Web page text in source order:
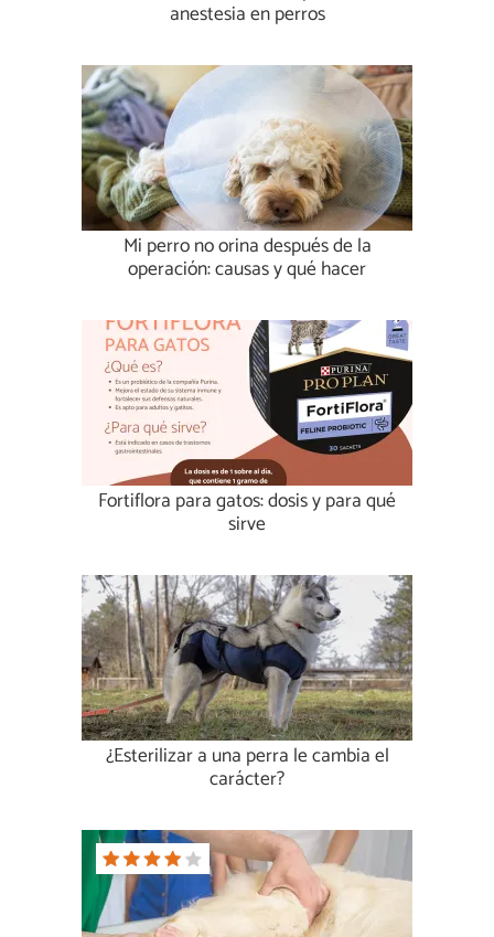
anestesia en perros
Mi perro no orina después de la
operación: causas y qué hacer
Fortiflora para gatos: dosis y para qué
sirve
¿Esterilizar a una perra le cambia el
carácter?